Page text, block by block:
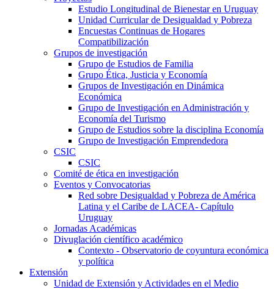
Estudio Longitudinal de Bienestar en Uruguay
Unidad Curricular de Desigualdad y Pobreza
Encuestas Continuas de Hogares
Compatibilización
Grupos de investigación
Grupo de Estudios de Familia
Grupo Ética, Justicia y Economía
Grupos de Investigación en Dinámica
Económica
Grupo de Investigación en Administración y
Economía del Turismo
Grupo de Estudios sobre la disciplina Economía
Grupo de Investigación Emprendedora
CSIC
CSIC
Comité de ética en investigación
Eventos y Convocatorias
Red sobre Desigualdad y Pobreza de América
Latina y el Caribe de LACEA- Capítulo
Uruguay
Jornadas Académicas
Divuglación científico académico
Contexto - Observatorio de coyuntura económica
y política
Extensión
Unidad de Extensión y Actividades en el Medio